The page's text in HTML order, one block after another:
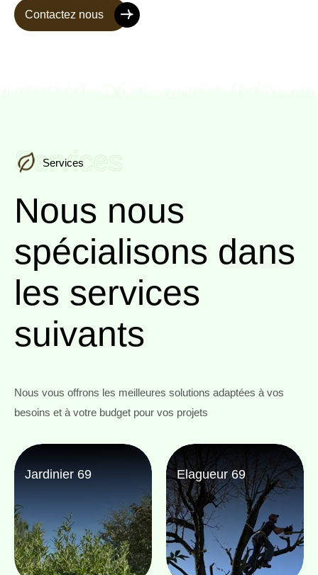
Contactez nous
Services
Services
Nous nous
spécialisons dans
les services
suivants
Nous vous offrons les meilleures solutions adaptées à vos
besoins et à votre budget pour vos projets
Jardinier 69 Elagueur 69